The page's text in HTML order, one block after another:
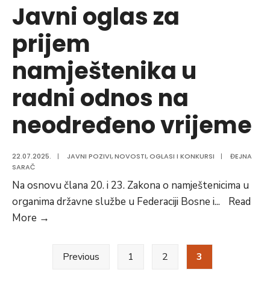
Javni oglas za
prijem
namještenika u
radni odnos na
neodređeno vrijeme
22.07.2025. | JAVNI POZIVI,NOVOSTI,OGLASI I KONKURSI |
ĐEJNA
SARAČ
Na osnovu člana 20. i 23. Zakona o namještenicima u
organima državne službe u Federaciji Bosne i...
Read
More →
PostsPrevious 1 2 3